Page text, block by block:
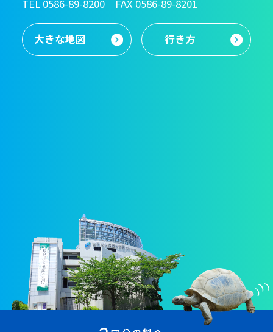
TEL 0586-89-8200 FAX 0586-89-8201
大きな地図 行き方